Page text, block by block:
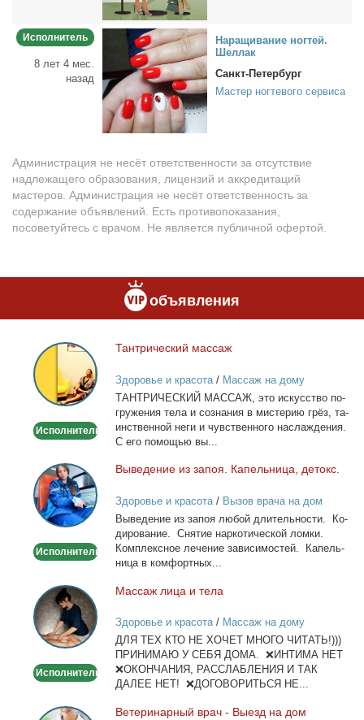
Исполнитель
8 лет 4 мес.
назад
На­ра­щи­ва­ние ног­тей.
Шел­лак
Санкт-Петербург
Мастер ногтевого сервиса
Администрация не несёт ответственности за отсутствие
надлежащего образования, лицензий и аккредитаций
мастеров. Администрация не несёт ответственность за
содержание объявлений. Есть противопоказания,
посоветуйтесь с врачом. Не является публичной офертой.
объявления
Тантрический
массаж
Исполнитель
Тан­три­че­ский мас­саж
Здоровье и красота/ Массаж на дому
ТАНТРИЧЕСКИЙ МАССАЖ, это ис­кус­ство по­
гру­же­ния те­ла и со­зна­ния в ми­сте­рию грёз, та­
ин­ствен­ной неги и чув­ствен­но­го на­сла­жде­ния.
С его по­мо­щью вы...
Выведение
из
запоя.
Капельница,
Исполнитель
Вы­ве­де­ние из за­поя. Ка­пель­ни­ца, де­токс.
Здоровье и красота/ Вызов врача на дом
Вы­ве­де­ние из за­поя лю­бой дли­тель­но­сти. Ко­
ди­ро­ва­ние. Сня­тие нар­ко­ти­че­ской лом­ки.
Ком­плекс­ное ле­че­ние за­ви­си­мо­стей. Ка­пель­
ни­ца в ком­форт­ных...
Массаж
лица
и
тела
Исполнитель
Мас­саж ли­ца и те­ла
Здоровье и красота/ Массаж на дому
ДЛЯ ТЕХ КТО НЕ ХОЧЕТ МНОГО ЧИТАТЬ!)))
ПРИНИМАЮ У СЕБЯ ДОМА. ❌ИНТИМА НЕТ
❌ОКОНЧАНИЯ, РАССЛАБЛЕНИЯ И ТАК
ДАЛЕЕ НЕТ! ❌ДОГОВОРИТЬСЯ НЕ...
Ветеринарный
Ве­те­ри­нар­ный врач - Вы­езд на дом